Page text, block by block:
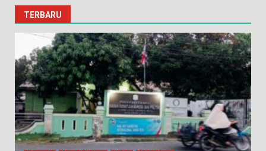
TERBARU